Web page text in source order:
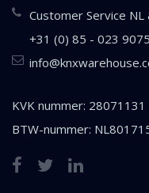
Customer Service NL
+31 (0) 85 - 023 9075
KVK nummer: 28071131
BTW-nummer: